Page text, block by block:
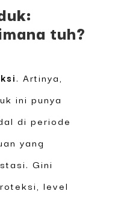
tuh?
. Artinya,
ini punya
di periode
yang
Gini
level